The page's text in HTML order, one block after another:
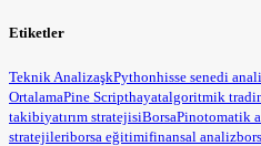
Etiketler
Teknik AnalizaşkPythonhisse senedi
OrtalamaPine Scripthayatalgoritmik
takibiyatırım stratejisiBorsaPinotomatik
stratejileriborsa eğitimifinansal analiz